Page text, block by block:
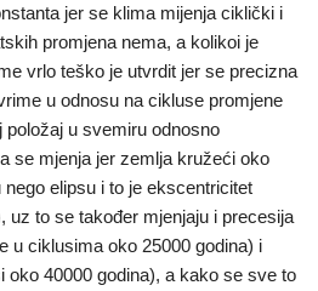
jer se klima mijenja ciklički i
promjena nema, a kolikoi je
vrlo teško je utvrdit jer se precizna
u odnosu na cikluse promjene
u svemiru odnosno
se mjenja jer zemlja kružeći oko
elipsu i to je ekscentricitet
uz to se također mjenjaju i precesija
u ciklusima oko 25000 godina) i
oko 40000 godina), a kako se sve to